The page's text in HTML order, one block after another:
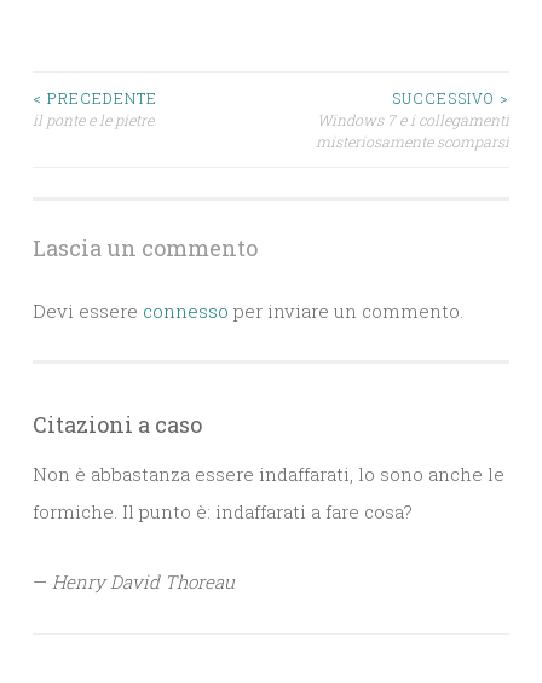
Navigazione
< PRECEDENTE
il ponte e le pietre
SUCCESSIVO >
Windows 7 e i collegamenti
misteriosamente scomparsi
Lascia un commento
Devi essere connesso per inviare un commento.
Citazioni a caso
Non è abbastanza essere indaffarati, lo sono anche le
formiche. Il punto è: indaffarati a fare cosa?
— Henry David Thoreau